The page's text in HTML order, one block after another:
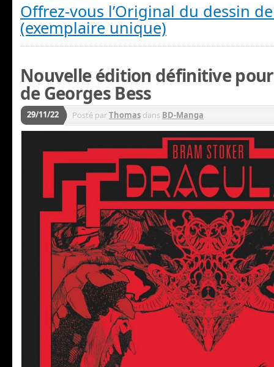
Offrez-vous l’Original du dessin
(exemplaire unique)
Nouvelle édition définitive pour
de Georges Bess
29/11/22 Posté parThomas dans BD-Manga